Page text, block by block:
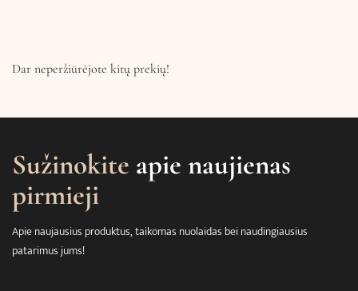
Dar neperžiūrėjote kitų prekių!
Sužinokite apie naujienas
pirmieji
Apie naujausius produktus, taikomas nuolaidas bei naudingiausius
patarimus jums!